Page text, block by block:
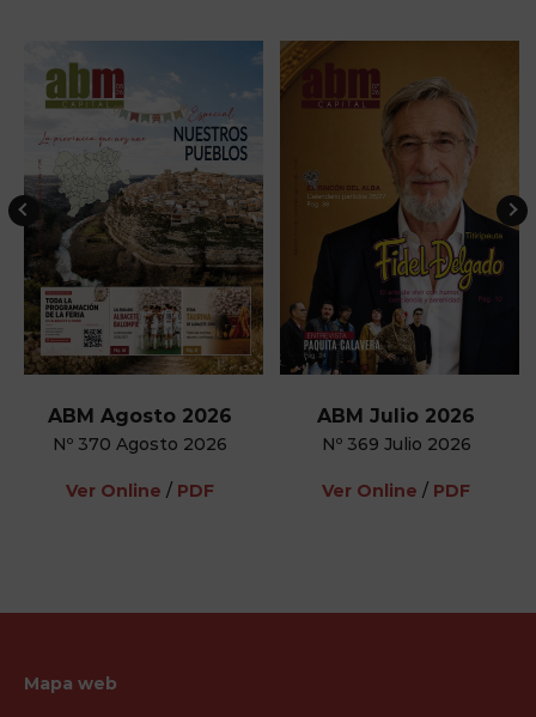
ABM Agosto 2026
Nº 370 Agosto 2026
Ver Online / PDF
ABM Julio 2026
Nº 369 Julio 2026
Ver Online / PDF
Mapa web